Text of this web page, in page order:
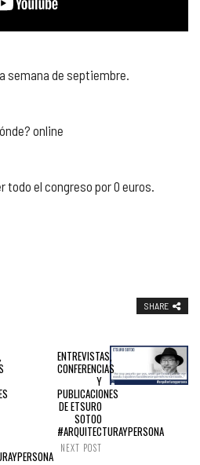
semana de septiembre.
online
todo el congreso por 0 euros.
SHARE
ENTREVISTAS,
CONFERENCIAS
Y
PUBLICACIONES
DE ETSURO
SOTOO
#ARQUITECTURAYPERSONA
NEXT POST